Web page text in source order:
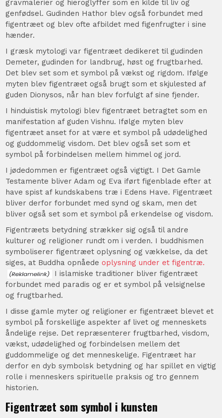
gravmalerier og hieroglyffer som en kilde til liv og
genfødsel. Gudinden Hathor blev også forbundet med
figentræet og blev ofte afbildet med figenfrugter i sine
hænder.
I græsk mytologi var figentræet dedikeret til gudinden
Demeter, gudinden for landbrug, høst og frugtbarhed.
Det blev set som et symbol på vækst og rigdom. Ifølge
myten blev figentræet også brugt som et skjulested af
guden Dionysos, når han blev forfulgt af sine fjender.
I hinduistisk mytologi blev figentræet betragtet som en
manifestation af guden Vishnu. Ifølge myten blev
figentræet anset for at være et symbol på udødelighed
og guddommelig visdom. Det blev også set som et
symbol på forbindelsen mellem himmel og jord.
I jødedommen er figentræet også vigtigt. I Det Gamle
Testamente bliver Adam og Eva iført figenblade efter at
have spist af kundskabens træ i Edens Have. Figentræet
bliver derfor forbundet med synd og skam, men det
bliver også set som et symbol på erkendelse og visdom.
Figentræets betydning strækker sig også til andre
kulturer og religioner rundt om i verden. I buddhismen
symboliserer figentræet oplysning og vækkelse, da det
siges, at Buddha opnåedeoplysning under et figentræ.
I islamiske traditioner bliver figentræet
forbundet med paradis og er et symbol på velsignelse
og frugtbarhed.
I disse gamle myter og religioner er figentræet blevet et
symbol på forskellige aspekter af livet og menneskets
åndelige rejse. Det repræsenterer frugtbarhed, visdom,
vækst, udødelighed og forbindelsen mellem det
guddommelige og det menneskelige. Figentræet har
derfor en dyb symbolsk betydning og har spillet en vigtig
rolle i menneskers spirituelle praksis og tro gennem
historien.
Figentræet som symbol i kunsten